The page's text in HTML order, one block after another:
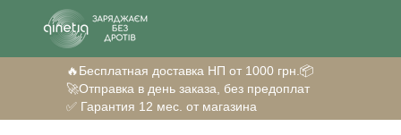
🔥Бесплатная доставка НП от 1000 грн.📦
🚀Отправка в день заказа, без предоплат
✅ Гарантия 12 мес. от магазина